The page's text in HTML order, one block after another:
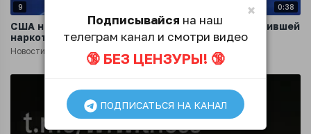
9 0:38
США нанесли удар по четвёртой лодке, перевозившей
наркотики в Карибском море
Новости 10 месяцев назад
×
Подписывайся на наш
телеграм канал и смотри видео
🔞 БЕЗ ЦЕНЗУРЫ! 🔞
ПОДПИСАТЬСЯ НА КАНАЛ